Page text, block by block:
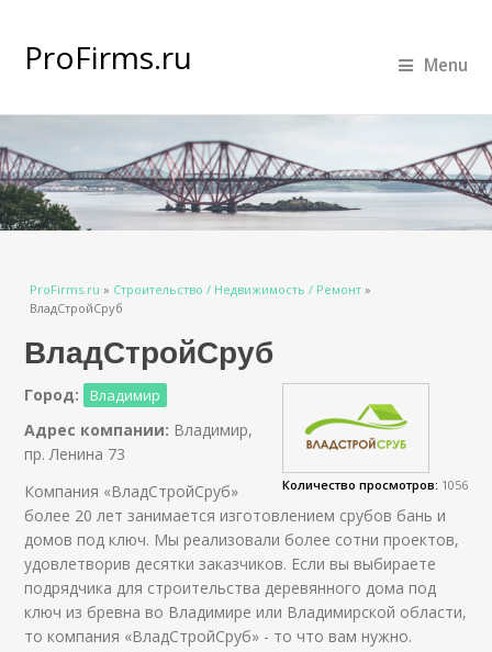
ProFirms.ru Menu
Вы здесь
ProFirms.ru » Строительство / Недвижимость / Ремонт »
ВладСтройСруб
ВладСтройСруб
Количество просмотров: 1056
Город: Владимир
Адрес компании: Владимир,
пр. Ленина 73
Компания «ВладСтройСруб»
более 20 лет занимается изготовлением срубов бань и
домов под ключ. Мы реализовали более сотни проектов,
удовлетворив десятки заказчиков. Если вы выбираете
подрядчика для строительства деревянного дома под
ключ из бревна во Владимире или Владимирской области,
то компания «ВладСтройСруб» - то что вам нужно.